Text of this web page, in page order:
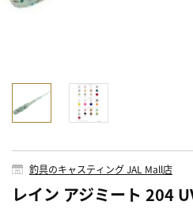
釣具のキャスティング JAL Mall店
レイン アジミート 204